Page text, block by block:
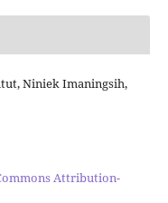
Niniek Imaningsih,
Attribution-